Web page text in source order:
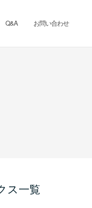
Q&A お問い合わせ
ス一覧